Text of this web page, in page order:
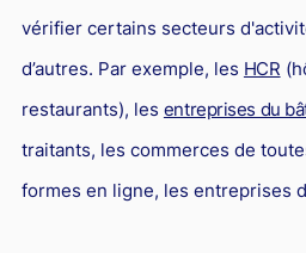
vérifier certains secteurs
d’autres. Par exemple, les HCR
restaurants), les entreprises du
traitants, les commerces de
formes en ligne, les entreprises